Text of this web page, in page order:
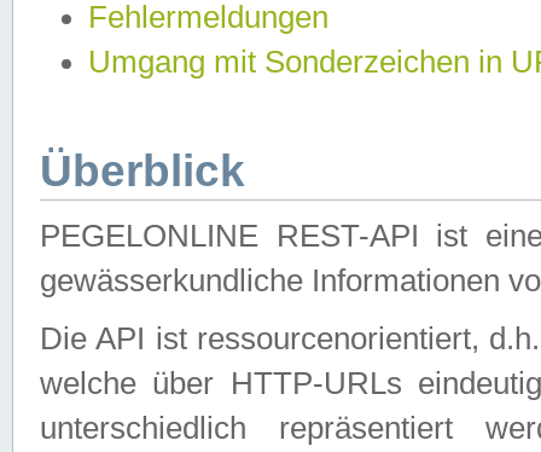
Fehlermeldungen
Umgang mit Sonderzeichen in
Überblick
PEGELONLINE REST-API ist
gewässerkundliche Informationen
Die API ist ressourcenorientiert,
welche über HTTP-URLs
unterschiedlich repräsentiert